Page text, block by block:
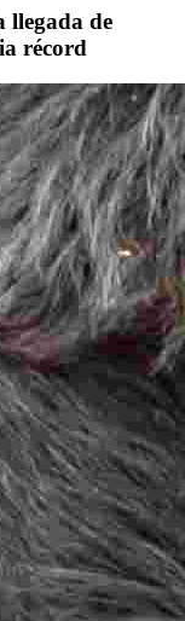
llegada de
récord